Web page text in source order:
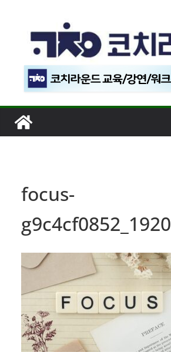
너
기
focus-
g9c4cf0852_1920